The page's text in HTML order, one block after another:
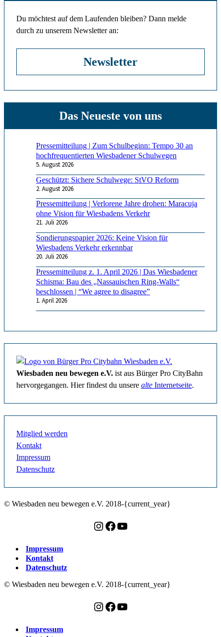
Du möchtest auf dem Laufenden bleiben? Dann melde
durch zu unserem Newsletter an:
Newsletter
Pressemitteilung | Zum Schulbeginn: Tempo 30 an
hochfrequentierten Wiesbadener Schulwegen
5. August 2026
Geschützt: Sichere Schulwege: StVO Reform
2. August 2026
Pressemitteilung | Verlorene Jahre drohen: Maracuja
ohne Vision für Wiesbadens Verkehr
21. Juli 2026
Sondierungspapier 2026: Keine Vision für
Wiesbadens Verkehr erkennbar
20. Juli 2026
Pressemitteilung z. 1. April 2026 | Das Wiesbadener
Schisma: Bau des „Nassauischen Ring-Walls“
beschlossen | “We agree to disagree”
1. April 2026
Wiesbaden neu bewegen e.V. ist aus Bürger Pro CityBahn
hervorgegangen. Hier findest du unsere alte Internetseite.
Mitglied werden
Kontakt
Impressum
Datenschutz
© Wiesbaden neu bewegen e.V. 2018-{current_year}
Instagram
Facebook
YouTube
Impressum
Kontakt
Datenschutz
© Wiesbaden neu bewegen e.V. 2018-{current_year}
Instagram
Facebook
YouTube
Impressum